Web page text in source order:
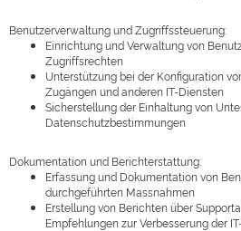
Benutzerverwaltung und Zugriffssteuerung:
Einrichtung und Verwaltung von
Zugriffsrechten
Unterstützung bei der Konfiguration
Zugängen und anderen IT-Diensten
Sicherstellung der Einhaltung von
Datenschutzbestimmungen
Dokumentation und Berichterstattung:
Erfassung und Dokumentation von
durchgeführten Massnahmen
Erstellung von Berichten über
Empfehlungen zur Verbesserung der